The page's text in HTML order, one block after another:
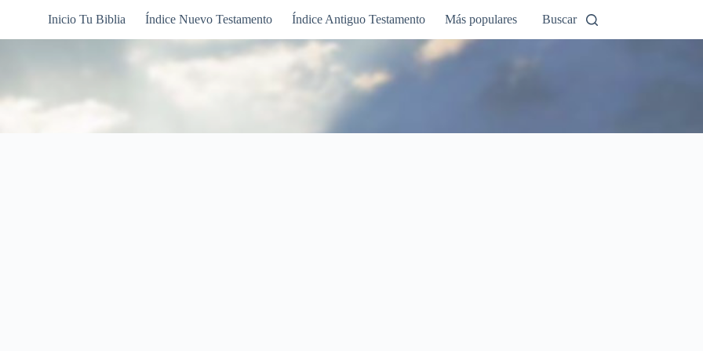
Inicio Tu Biblia Índice Nuevo Testamento Índice Antiguo Testamento Más populares Buscar